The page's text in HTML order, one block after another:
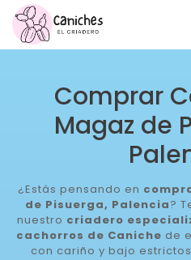
Comprar
Magaz de
¿Estás pensando en
de Pisuerga, Palencia?
nuestro criadero
cachorros de Caniche de
con cariño y bajo